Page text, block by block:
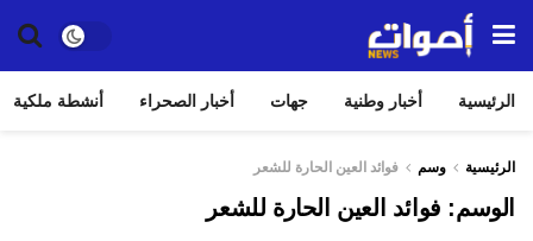
الرئيسية أخبار وطنية جهات أخبار الصحراء أنشطة ملكية
الرئيسية وسم فوائد العين الحارة للشعر
الوسم: فوائد العين الحارة للشعر